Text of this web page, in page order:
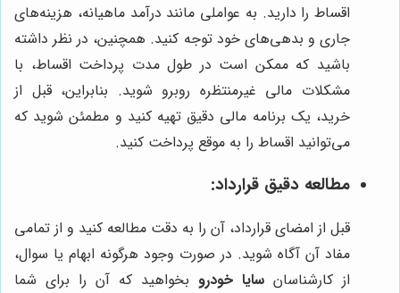
اقساط را دارید. به عواملی مانند درآمد ماهیانه، هزینه‌های
جاری و بدهی‌های خود توجه کنید. همچنین، در نظر داشته
باشید که ممکن است در طول مدت پرداخت اقساط، با
مشکلات مالی غیرمنتظره روبرو شوید. بنابراین، قبل از
خرید، یک برنامه مالی دقیق تهیه کنید و مطمئن شوید که
می‌توانید اقساط را به موقع پرداخت کنید.
مطالعه دقیق قرارداد:
قبل از امضای قرارداد، آن را به دقت مطالعه کنید و از تمامی
مفاد آن آگاه شوید. در صورت وجود هرگونه ابهام یا سوال،
از کارشناسان سایا خودرو بخواهید که آن را برای شما